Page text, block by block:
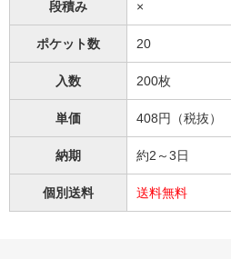
段積み ×
ポケット数 20
入数 200枚
単価 408円（税抜）
納期 約2～3日
個別送料 送料無料